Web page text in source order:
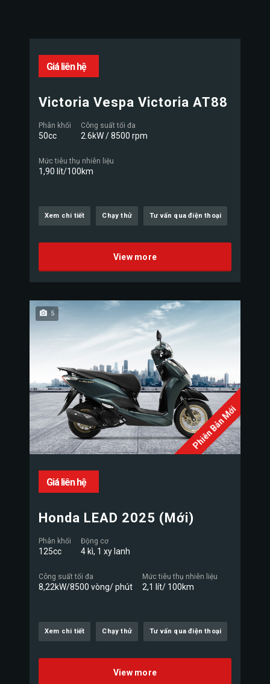
Giá liên hệ
Victoria Vespa Victoria AT88
Phân khối
50cc
Công suất tối đa
2.6kW / 8500 rpm
Mức tiêu thụ nhiên liệu
1,90 lít/100km
Xem chi tiết Chạy thử Tư vấn qua điện thoại
View more
Phiên Bản Mới
5
Giá liên hệ
Honda LEAD 2025 (Mới)
Phân khối
125cc
Động cơ
4 kì, 1 xy lanh
Công suất tối đa
8,22kW/8500 vòng/ phút
Mức tiêu thụ nhiên liệu
2,1 lít/ 100km
Xem chi tiết Chạy thử Tư vấn qua điện thoại
View more